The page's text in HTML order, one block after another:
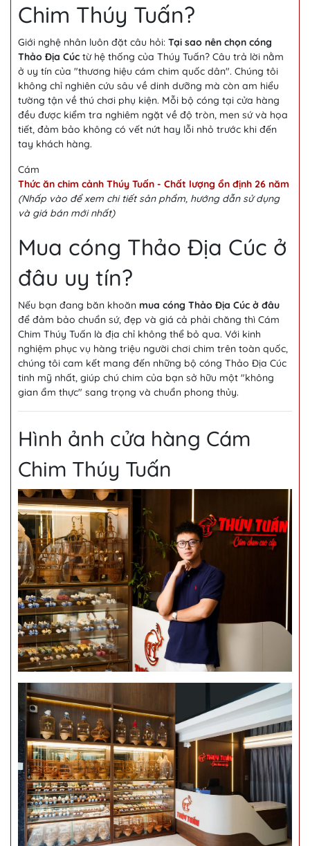
Chim Thúy Tuấn?
Giới nghệ nhân luôn đặt câu hỏi: Tại sao nên chọn cóng
Thảo Địa Cúc từ hệ thống của Thúy Tuấn? Câu trả lời nằm
ở uy tín của "thương hiệu cám chim quốc dân". Chúng tôi
không chỉ nghiên cứu sâu về dinh dưỡng mà còn am hiểu
tường tận về thú chơi phụ kiện. Mỗi bộ cóng tại cửa hàng
đều được kiểm tra nghiêm ngặt về độ tròn, men sứ và họa
tiết, đảm bảo không có vết nứt hay lỗi nhỏ trước khi đến
tay khách hàng.
Cám
Thức ăn chim cảnh Thúy Tuấn - Chất lượng ổn định 26 năm
(Nhấp vào để xem chi tiết sản phẩm, hướng dẫn sử dụng
và giá bán mới nhất)
Mua cóng Thảo Địa Cúc ở
đâu uy tín?
Nếu bạn đang băn khoăn mua cóng Thảo Địa Cúc ở đâu
để đảm bảo chuẩn sứ, đẹp và giá cả phải chăng thì Cám
Chim Thúy Tuấn là địa chỉ không thể bỏ qua. Với kinh
nghiệm phục vụ hàng triệu người chơi chim trên toàn quốc,
chúng tôi cam kết mang đến những bộ cóng Thảo Địa Cúc
tinh mỹ nhất, giúp chú chim của bạn sở hữu một "không
gian ẩm thực" sang trọng và chuẩn phong thủy.
Hình ảnh cửa hàng Cám
Chim Thúy Tuấn